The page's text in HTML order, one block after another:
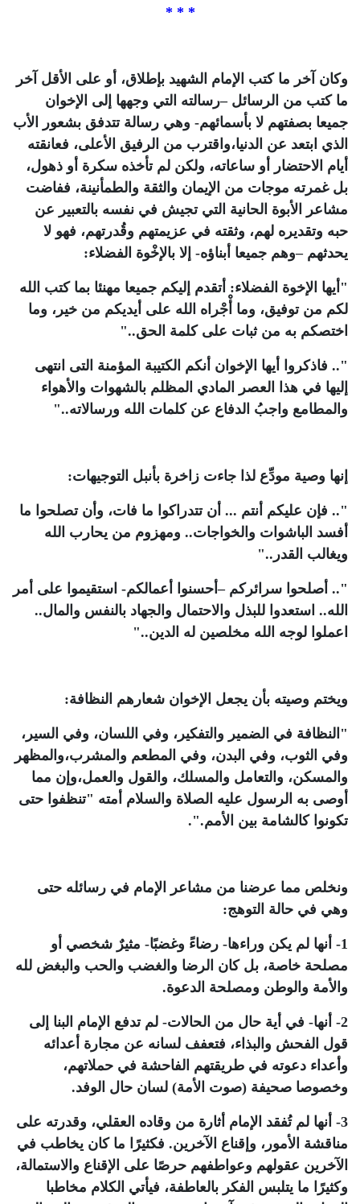
* * *
وكان آخر ما كتب الإمام الشهيد بإطلاق، أو على الأقل آخر
ما كتب من الرسائل –رسالته التي وجهها إلى الإخوان
جميعا بصفتهم لا بأسمائهم- وهي رسالة تتدفق بشعور الأب
الذي ابتعد عن الدنيا،واقترب من الرفيق الأعلى، فعانقته
أيام الاحتضار أو ساعاته، ولكن لم تأخذه سكرة أو ذهول،
بل غمرته موجات من الإيمان والثقة والطمأنينة، ففاضت
مشاعر الأبوة الحانية التي تجيش في نفسه بالتعبير عن
حبه وتقديره لهم، وثقته في عزيمتهم وقُدرتهم، فهو لا
يحدثهم –وهم جميعا أبناؤه- إلا بالإخْوة الفضلاء:
"أيها الإخوة الفضلاء: أتقدم إليكم جميعا مهنئا بما كتب الله
لكم من توفيق، وما أْجْراه الله على أيديكم من خير، وما
اختصكم به من ثبات على كلمة الحق.."
".. فاذكروا أيها الإخوان أنكم الكتيبة المؤمنة التى انتهى
إليها في هذا العصر المادي المظلم بالشهوات والأهواء
والمطامع واجبُ الدفاع عن كلمات الله ورسالاته.."
إنها وصية مودِّع لذا جاءت زاخرة بأنبل التوجيهات:
".. فإن عليكم أنتم ... أن تتدراكوا ما فات، وأن تصلحوا ما
أفسد الباشوات والخواجات.. ومهزوم من يحارب الله
ويغالب القدر.."
".. أصلحوا سرائركم –أحسنوا أعمالكم- استقيموا على أمر
الله.. استعدوا للبذل والاحتمال والجهاد بالنفس والمال..
اعملوا لوجه الله مخلصين له الدين.."
ويختم وصيته بأن يجعل الإخوان شعارهم النظافة:
"النظافة في الضمير والتفكير، وفي اللسان، وفي السير،
وفي الثوب، وفي البدن، وفي المطعم والمشرب،والمظهر
والمسكن، والتعامل والمسلك، والقول والعمل،وإن مما
أوصى به الرسول عليه الصلاة والسلام أمته "تنظفوا حتى
تكونوا كالشامة بين الأمم.".
ونخلص مما عرضنا من مشاعر الإمام في رسائله حتى
وهي في حالة التوهج:
1- أنها لم يكن وراءها- رضاءً وغضبًا- مثيرٌ شخصي أو
مصلحة خاصة، بل كان الرضا والغضب والحب والبغض لله
والأمة والوطن ومصلحة الدعوة.
2- أنها- في أية حال من الحالات- لم تدفع الإمام البنا إلى
قول الفحش والبذاء، فتعفف لسانه عن مجارة أعدائه
وأعداء دعوته في طريقتهم الفاحشة في حملاتهم،
وخصوصا صحيفة (صوت الأمة) لسان حال الوفد.
3- أنها لم تُفقد الإمام أثارة من وقاده العقلي، وقدرته على
مناقشة الأمور، وإقناع الآخرين. فكثيرًا ما كان يخاطب في
الآخرين عقولهم وعواطفهم حرصًا على الإقناع والاستمالة،
وكثيرًا ما يتلبس الفكر بالعاطفة، فيأتي الكلام مخاطبا